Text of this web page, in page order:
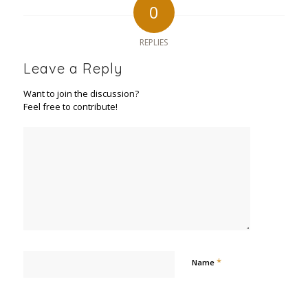
0
REPLIES
Leave a Reply
Want to join the discussion?
Feel free to contribute!
Name *